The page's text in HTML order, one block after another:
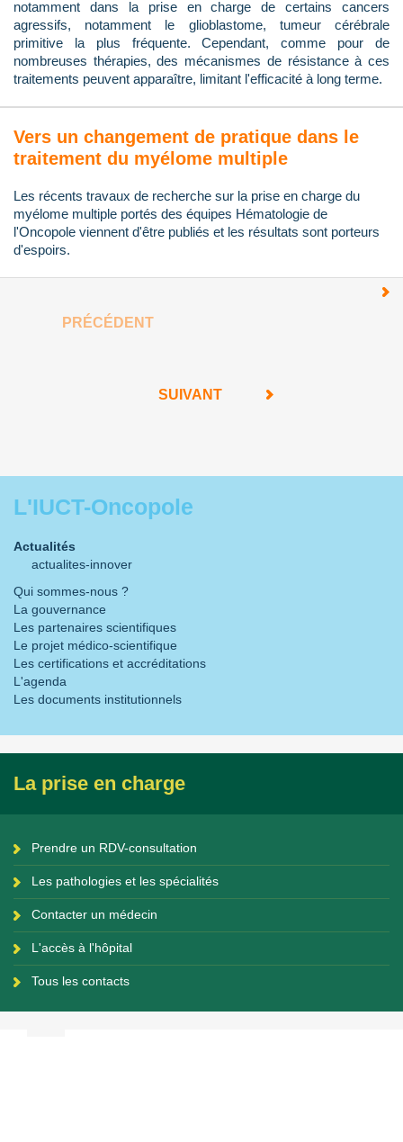
notamment dans la prise en charge de certains cancers
agressifs, notamment le glioblastome, tumeur cérébrale
primitive la plus fréquente. Cependant, comme pour de
nombreuses thérapies, des mécanismes de résistance à ces
traitements peuvent apparaître, limitant l'efficacité à long terme.
Vers un changement de pratique dans le
traitement du myélome multiple
Les récents travaux de recherche sur la prise en charge du
myélome multiple portés des équipes Hématologie de
l'Oncopole viennent d'être publiés et les résultats sont porteurs
d'espoirs.
PRÉCÉDENT
SUIVANT
L'IUCT-Oncopole
Actualités
actualites-innover
Qui sommes-nous ?
La gouvernance
Les partenaires scientifiques
Le projet médico-scientifique
Les certifications et accréditations
L'agenda
Les documents institutionnels
La prise en charge
Prendre un RDV-consultation
Les pathologies et les spécialités
Contacter un médecin
L'accès à l'hôpital
Tous les contacts